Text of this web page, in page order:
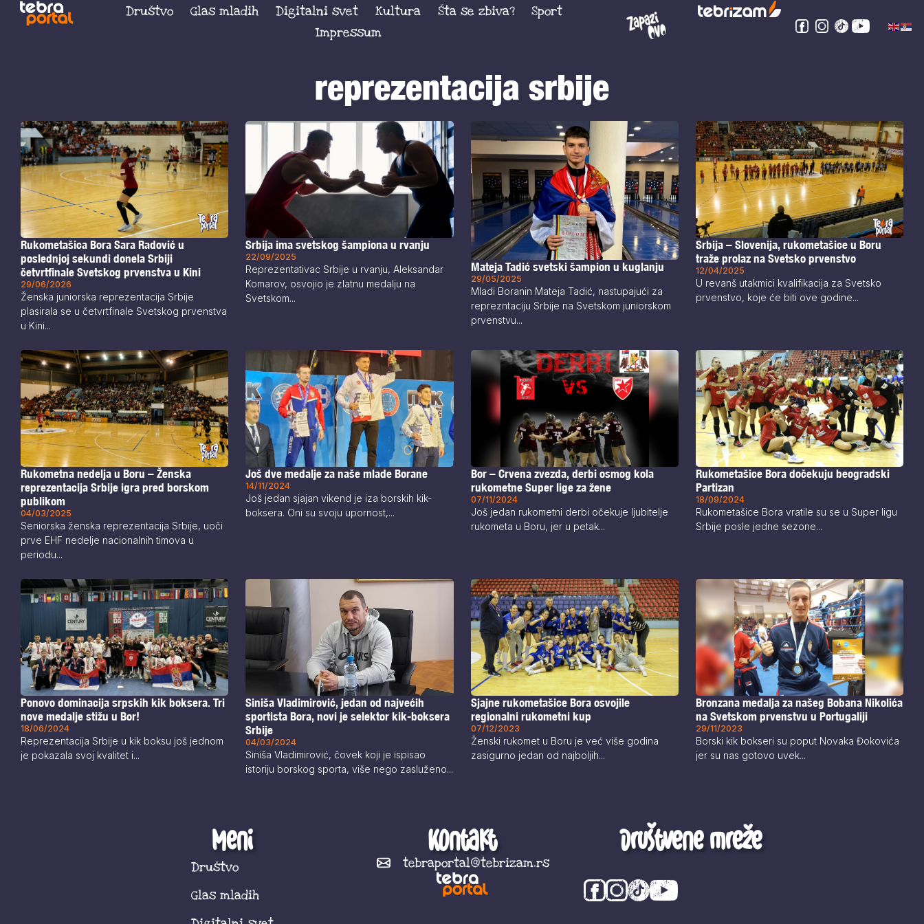
Društvo Glas mladih Digitalni svet Kultura Šta se zbiva?
Sport
Impressum
reprezentacija srbije
Rukometašica Bora Sara Radović u
poslednjoj sekundi donela Srbiji
četvrtfinale Svetskog prvenstva u Kini
29/06/2026
Ženska juniorska reprezentacija Srbije
plasirala se u četvrtfinale Svetskog prvenstva
u Kini...
Srbija ima svetskog šampiona u rvanju
22/09/2025
Reprezentativac Srbije u rvanju, Aleksandar
Komarov, osvojio je zlatnu medalju na
Svetskom...
Mateja Tadić svetski šampion u kuglanju
29/05/2025
Mladi Boranin Mateja Tadić, nastupajući za
reprezntaciju Srbije na Svetskom juniorskom
prvenstvu...
Srbija – Slovenija, rukometašice u Boru
traže prolaz na Svetsko prvenstvo
12/04/2025
U revanš utakmici kvalifikacija za Svetsko
prvenstvo, koje će biti ove godine...
Rukometna nedelja u Boru – Ženska
reprezentacija Srbije igra pred borskom
publikom
04/03/2025
Seniorska ženska reprezentacija Srbije, uoči
prve EHF nedelje nacionalnih timova u
periodu...
Još dve medalje za naše mlade Borane
14/11/2024
Još jedan sjajan vikend je iza borskih kik-
boksera. Oni su svoju upornost,...
Bor – Crvena zvezda, derbi osmog kola
rukometne Super lige za žene
07/11/2024
Još jedan rukometni derbi očekuje ljubitelje
rukometa u Boru, jer u petak...
Rukometašice Bora dočekuju beogradski
Partizan
18/09/2024
Rukometašice Bora vratile su se u Super ligu
Srbije posle jedne sezone...
Ponovo dominacija srpskih kik boksera. Tri
nove medalje stižu u Bor!
18/06/2024
Reprezentacija Srbije u kik boksu još jednom
je pokazala svoj kvalitet i...
Siniša Vladimirović, jedan od najvećih
sportista Bora, novi je selektor kik-boksera
Srbije
04/03/2024
Siniša Vladimirović, čovek koji je ispisao
istoriju borskog sporta, više nego zasluženo...
Sjajne rukometašice Bora osvojile
regionalni rukometni kup
07/12/2023
Ženski rukomet u Boru je već više godina
zasigurno jedan od najboljih...
Bronzana medalja za našeg Bobana Nikolića
na Svetskom prvenstvu u Portugaliji
29/11/2023
Borski kik bokseri su poput Novaka Đokovića
jer su nas gotovo uvek...
Meni
Društvo
Glas mladih
Kontakt
tebraportal@tebrizam.rs
Društvene mreže